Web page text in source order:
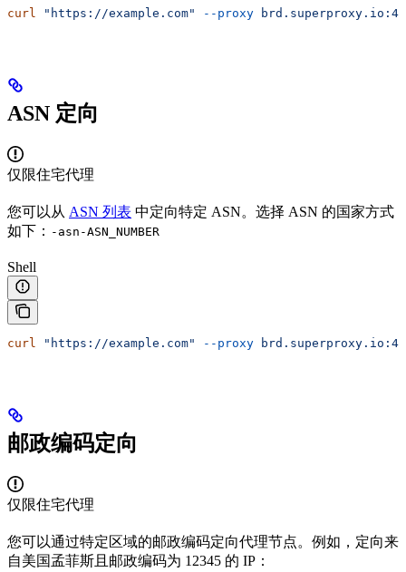
curl "https://example.com" --proxy
ASN 定向
仅限住宅代理
您可以从 ASN 列表 中定向特定 ASN。选择 ASN 的国家方式
如下： -asn-ASN_NUMBER
Shell
curl "https://example.com" --proxy
邮政编码定向
仅限住宅代理
您可以通过特定区域的邮政编码定向代理节点。例如，定向来
自美国孟菲斯且邮政编码为 12345 的 IP：